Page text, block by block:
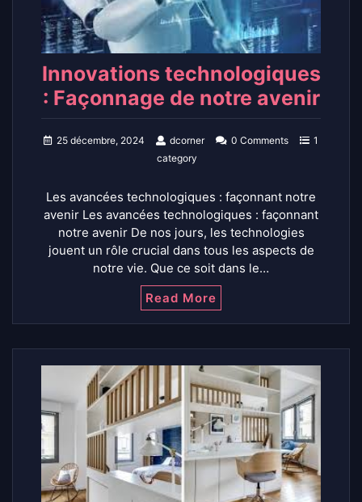
Innovations technologiques
: Façonnage de notre avenir
25 décembre, 2024 dcorner 0 Comments
1
category
Les avancées technologiques : façonnant notre
avenir Les avancées technologiques : façonnant
notre avenir De nos jours, les technologies
jouent un rôle crucial dans tous les aspects de
notre vie. Que ce soit dans le…
Read More